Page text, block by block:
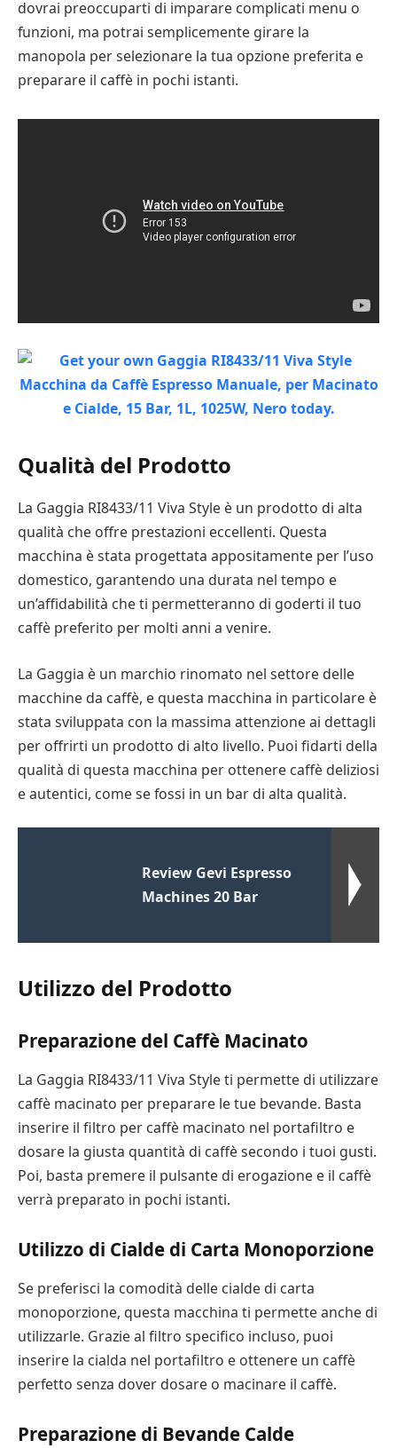
dovrai preoccuparti di imparare complicati menu o
funzioni, ma potrai semplicemente girare la
manopola per selezionare la tua opzione preferita e
preparare il caffè in pochi istanti.
Qualità del Prodotto
La Gaggia RI8433/11 Viva Style è un prodotto di alta
qualità che offre prestazioni eccellenti. Questa
macchina è stata progettata appositamente per l’uso
domestico, garantendo una durata nel tempo e
un’affidabilità che ti permetteranno di goderti il tuo
caffè preferito per molti anni a venire.
La Gaggia è un marchio rinomato nel settore delle
macchine da caffè, e questa macchina in particolare è
stata sviluppata con la massima attenzione ai dettagli
per offrirti un prodotto di alto livello. Puoi fidarti della
qualità di questa macchina per ottenere caffè deliziosi
e autentici, come se fossi in un bar di alta qualità.
Review Gevi Espresso
Machines 20 Bar
Utilizzo del Prodotto
Preparazione del Caffè Macinato
La Gaggia RI8433/11 Viva Style ti permette di utilizzare
caffè macinato per preparare le tue bevande. Basta
inserire il filtro per caffè macinato nel portafiltro e
dosare la giusta quantità di caffè secondo i tuoi gusti.
Poi, basta premere il pulsante di erogazione e il caffè
verrà preparato in pochi istanti.
Utilizzo di Cialde di Carta Monoporzione
Se preferisci la comodità delle cialde di carta
monoporzione, questa macchina ti permette anche di
utilizzarle. Grazie al filtro specifico incluso, puoi
inserire la cialda nel portafiltro e ottenere un caffè
perfetto senza dover dosare o macinare il caffè.
Preparazione di Bevande Calde